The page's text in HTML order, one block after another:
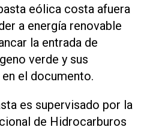
eólica costa afuera
a energía renovable
la entrada de
verde y sus
el documento.
es supervisado por la
de Hidrocarburos